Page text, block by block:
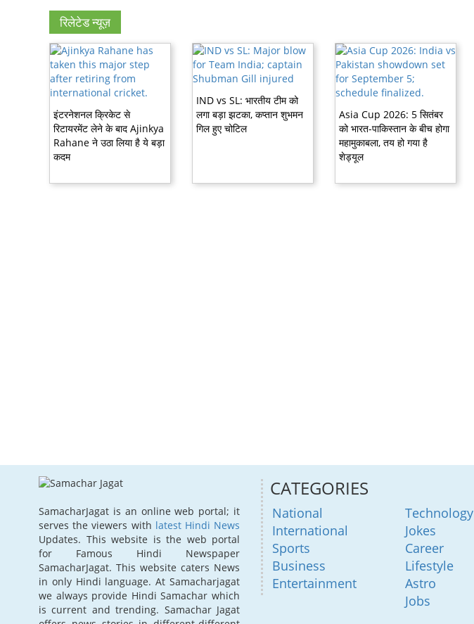
रिलेटेड न्यूज़
इंटरनेशनल क्रिकेट से
रिटायरमेंट लेने के बाद Ajinkya
Rahane ने उठा लिया है ये बड़ा
कदम
IND vs SL: भारतीय टीम को
लगा बड़ा झटका, कप्तान शुभमन
गिल हुए चोटिल
Asia Cup 2026: 5 सितंबर
को भारत-पाकिस्तान के बीच होगा
महामुकाबला, तय हो गया है
शेड्यूल
SamacharJagat is an online web portal; it
serves the viewers with latest Hindi News
Updates. This website is the web portal
for Famous Hindi Newspaper
SamacharJagat. This website caters News
in only Hindi language. At Samacharjagat
we always provide Hindi Samachar which
is current and trending. Samachar Jagat
CATEGORIES
National
International
Sports
Business
Entertainment
Technology
Jokes
Career
Lifestyle
Astro
Jobs